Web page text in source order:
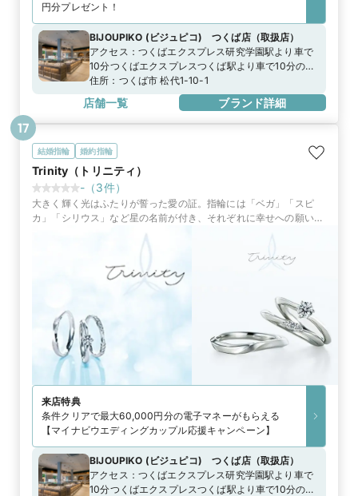
円分プレゼント！
BIJOUPIKO (ビジュピコ) つくば店（取扱店）
アクセス： つくばエクスプレス研究学園駅より車で
10分つくばエクスプレスつくば駅より車で10分の白
い建物 首都圏中央連絡自動車道つくば中央ICより車
で10分。国道408号線松代交差点南側
住所： つくば市 松代1-10-1
店舗一覧 ブランド詳細
結婚指輪 婚約指輪
Trinity（トリニティ）
- （3件）
大きく輝く光はふたりが誓った愛の証。指輪には「ベガ」「スピ
カ」「シリウス」など星の名前が付き、それぞれに幸せへの願いが
込められたブライダルリング
来店特典
条件クリアで最大60,000円分の電子マネーがもらえる
【マイナビウエディングカップル応援キャンペーン】
BIJOUPIKO (ビジュピコ) つくば店（取扱店）
アクセス： つくばエクスプレス研究学園駅より車で
10分つくばエクスプレスつくば駅より車で10分の白
17